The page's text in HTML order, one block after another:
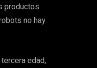
productos
no hay
edad,